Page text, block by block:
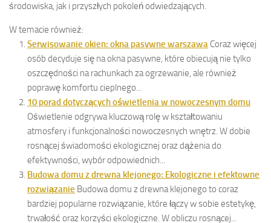
środowiska, jak i przyszłych pokoleń odwiedzających.
W temacie również:
Serwisowanie okien: okna pasywne warszawa Coraz więcej
osób decyduje się na okna pasywne, które obiecują nie tylko
oszczędności na rachunkach za ogrzewanie, ale również
poprawę komfortu cieplnego...
10 porad dotyczących oświetlenia w nowoczesnym domu
Oświetlenie odgrywa kluczową rolę w kształtowaniu
atmosfery i funkcjonalności nowoczesnych wnętrz. W dobie
rosnącej świadomości ekologicznej oraz dążenia do
efektywności, wybór odpowiednich...
Budowa domu z drewna klejonego: Ekologiczne i efektowne
rozwiązanie Budowa domu z drewna klejonego to coraz
bardziej popularne rozwiązanie, które łączy w sobie estetykę,
trwałość oraz korzyści ekologiczne. W obliczu rosnącej...